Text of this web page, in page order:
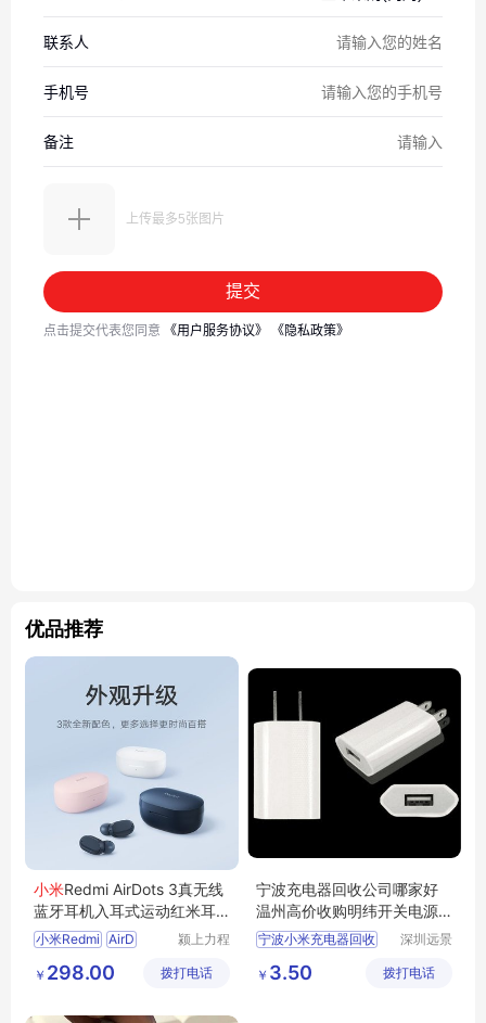
优品推荐
小米Redmi AirDots 3真无线
蓝牙耳机入耳式运动红米耳
机
小米Redmi AirD
颍上力程
有限公司
￥ 298.00 拨打电话
宁波充电器回收公司哪家好
温州高价收购明纬开关电源
逆变器库存
宁波小米充电器回收
深圳远景
有限公司
￥ 3.50 拨打电话